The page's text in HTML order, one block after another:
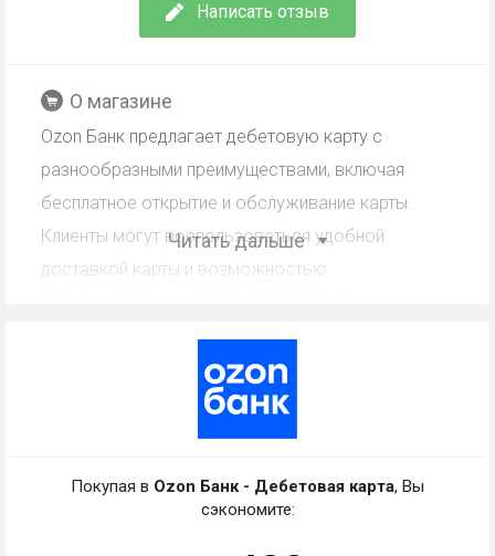
Написать отзыв
О магазине
Ozon Банк предлагает дебетовую карту с
разнообразными преимуществами, включая
бесплатное открытие и обслуживание карты.
Клиенты могут воспользоваться удобной
доставкой карты и возможностью
предложений включает скидки на товары Ozon и
различные финансовые услуги.
Кэшбэк Ozon Банк -
Дебетовая карта: работа со
скидкой, промокодом,
Читать дальше
Покупая в Ozon Банк - Дебетовая карта, Вы
сэкономите: